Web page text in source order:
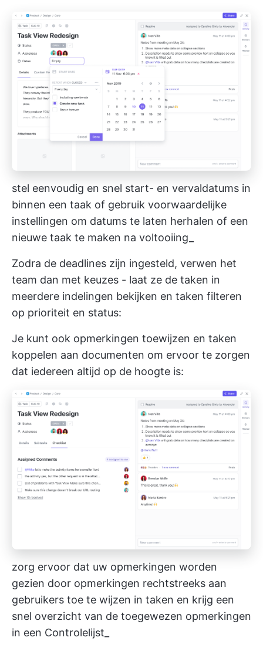
stel eenvoudig en snel start- en vervaldatums in
binnen een taak of gebruik voorwaardelijke
instellingen om datums te laten herhalen of een
nieuwe taak te maken na voltooiing_
Zodra de deadlines zijn ingesteld, verwen het
team dan met keuzes - laat ze de taken in
meerdere indelingen bekijken en taken filteren
op prioriteit en status:
Je kunt ook opmerkingen toewijzen en taken
koppelen aan documenten om ervoor te zorgen
dat iedereen altijd op de hoogte is:
zorg ervoor dat uw opmerkingen worden
gezien door opmerkingen rechtstreeks aan
gebruikers toe te wijzen in taken en krijg een
snel overzicht van de toegewezen opmerkingen
in een Controlelijst_